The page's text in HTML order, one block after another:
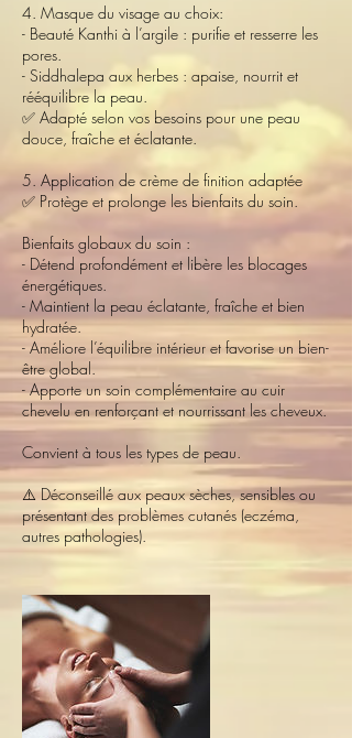
4. Masque du visage au choix:
- Beauté Kanthi à l’argile : purifie et resserre les
pores.
- Siddhalepa aux herbes : apaise, nourrit et
rééquilibre la peau.
✅ Adapté selon vos besoins pour une peau
douce, fraîche et éclatante.
5. Application de crème de finition adaptée
✅ Protège et prolonge les bienfaits du soin.
Bienfaits globaux du soin :
- Détend profondément et libère les blocages
énergétiques.
- Maintient la peau éclatante, fraîche et bien
hydratée.
- Améliore l’équilibre intérieur et favorise un bien-
être global.
- Apporte un soin complémentaire au cuir
chevelu en renforçant et nourrissant les cheveux.
Convient à tous les types de peau.
⚠️ Déconseillé aux peaux sèches, sensibles ou
présentant des problèmes cutanés (eczéma,
autres pathologies).